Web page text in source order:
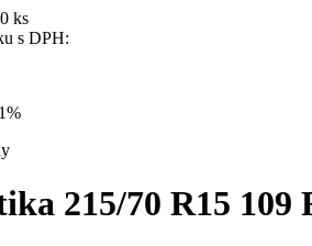
0 ks
s DPH:
1%
215/70 R15